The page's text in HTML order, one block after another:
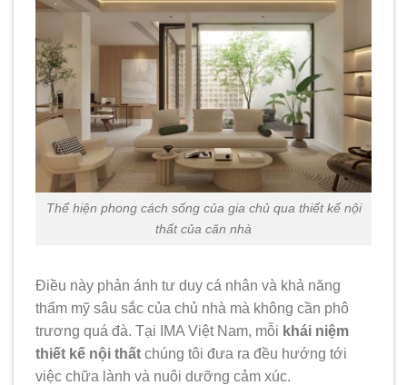
Thể hiện phong cách sống của gia chủ qua thiết kế nội
thất của căn nhà
Điều này phản ánh tư duy cá nhân và khả năng
thẩm mỹ sâu sắc của chủ nhà mà không cần phô
trương quá đà. Tại IMA Việt Nam, mỗi khái niệm
thiết kế nội thất chúng tôi đưa ra đều hướng tới
việc chữa lành và nuôi dưỡng cảm xúc.